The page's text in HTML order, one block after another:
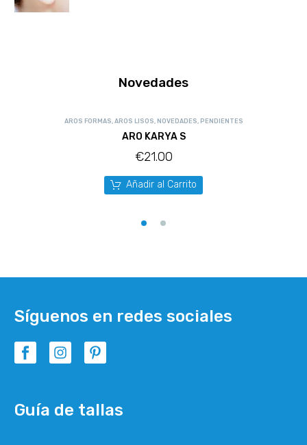
Novedades
AROS FORMAS, AROS LISOS, NOVEDADES, PENDIENTES
ARO KARYA S
€21.00
Añadir al Carrito
Síguenos en redes sociales
Guía de tallas